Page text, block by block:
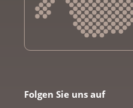
Krebsliga Bern
Folgen Sie uns auf